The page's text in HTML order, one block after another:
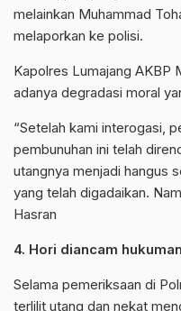
melainkan Muhammad
melaporkan ke polisi.
Kapolres Lumajang AKBP
adanya degradasi moral
“Setelah kami interogasi,
pembunuhan ini telah
utangnya menjadi hangus
yang telah digadaikan.
Hasran
4. Hori diancam
Selama pemeriksaan di
terlilit utang dan nekat